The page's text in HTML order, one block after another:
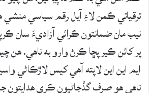
ترقياتي ڪمن لاءِ آيل رقم سياسي
نيب مان ضمانتون ڪرائي آزاديءَ سان
پر کائن ڪير پڇا ڪرڻ وارو به ناهي. هن
ايم اين اين لاپته آهي کيس لاڙڪاڻي
ناهي هو صرف گڏجاڻيون ڪري هدايتون